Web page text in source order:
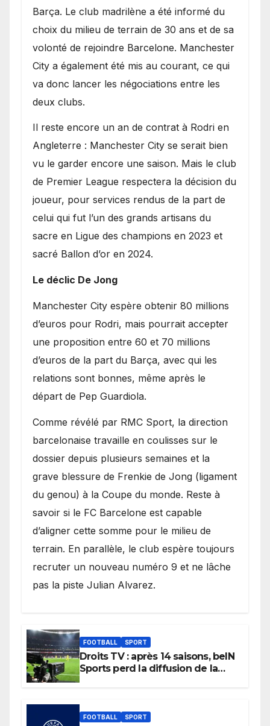
Barça. Le club madrilène a été informé du
choix du milieu de terrain de 30 ans et de sa
volonté de rejoindre Barcelone. Manchester
City a également été mis au courant, ce qui
va donc lancer les négociations entre les
deux clubs.
​Il reste encore un an de contrat à Rodri en
Angleterre : Manchester City se serait bien
vu le garder encore une saison. Mais le club
de Premier League respectera la décision du
joueur, pour services rendus de la part de
celui qui fut l’un des grands artisans du
sacre en Ligue des champions en 2023 et
sacré Ballon d’or en 2024.
Le déclic De Jong
​Manchester City espère obtenir 80 millions
d’euros pour Rodri, mais pourrait accepter
une proposition entre 60 et 70 millions
d’euros de la part du Barça, avec qui les
relations sont bonnes, même après le
départ de Pep Guardiola.
​Comme révélé par RMC Sport, la direction
barcelonaise travaille en coulisses sur le
dossier depuis plusieurs semaines et la
grave blessure de Frenkie de Jong (ligament
du genou) à la Coupe du monde. Reste à
savoir si le FC Barcelone est capable
d’aligner cette somme pour le milieu de
terrain. En parallèle, le club espère toujours
recruter un nouveau numéro 9 et ne lâche
pas la piste Julian Alvarez.
FOOTBALL SPORT
Droits TV : après 14 saisons, beIN
Sports perd la diffusion de la
FOOTBALL SPORT